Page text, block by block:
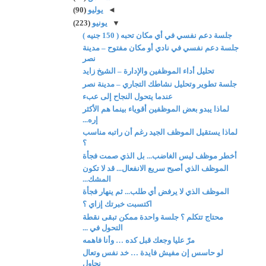
◄ يوليو(90)
▼ يونيو(223)
جلسة دعم نفسي في أي مكان تحبه ( 150 جنيه )
جلسة دعم نفسي في نادي أو مكان مفتوح – مدينة
نصر
تحليل أداء الموظفين والإدارة – الشيخ زايد
جلسة تطوير وتحليل نشاطك التجاري – مدينة نصر
عندما يتحول النجاح إلى عبء
لماذا يبدو بعض الموظفين أقوياء بينما هم الأكثر
إره...
لماذا يستقيل الموظف الجيد رغم أن راتبه مناسب
؟
أخطر موظف ليس الغاضب... بل الذي صمت فجأة
الموظف الذي أصبح سريع الانفعال... قد لا تكون
المشك...
الموظف الذي لا يرفض أي طلب... ثم ينهار فجأة
اكتسبت خبرتك إزاي ؟
محتاج تتكلم ؟ جلسة واحدة ممكن تبقى نقطة
التحول في ...
مرّ عليا وجعك قبل كده … وأنا فاهمه
لو حاسس إن مفيش فايدة … خد نفس وتعال
نحاول